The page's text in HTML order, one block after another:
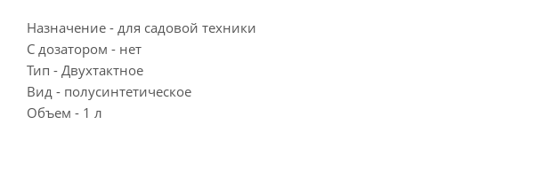
Назначение - для садовой техники
С дозатором - нет
Тип - Двухтактное
Вид - полусинтетическое
Объем - 1 л